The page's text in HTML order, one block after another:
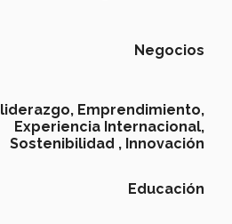
Negocios
liderazgo, Emprendimiento,
Experiencia Internacional,
Sostenibilidad , Innovación
Educación